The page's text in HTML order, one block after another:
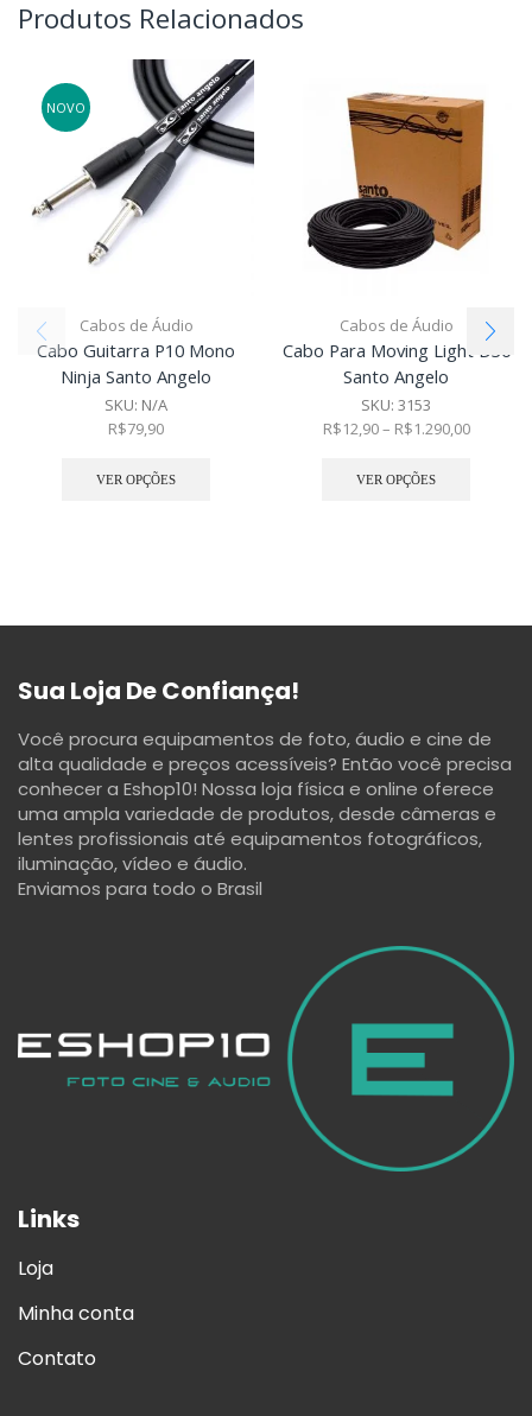
Produtos Relacionados
NOVO
Cabos de Áudio
Cabo Guitarra P10 Mono
Ninja Santo Angelo
SKU: N/A
R$79,90
VER OPÇÕES
Cabos de Áudio
Cabo Para Moving Light D30
Santo Angelo
SKU: 3153
R$12,90– R$1.290,00
VER OPÇÕES
Sua Loja De Confiança!
Você procura equipamentos de foto, áudio e cine de
alta qualidade e preços acessíveis? Então você precisa
conhecer a Eshop10! Nossa loja física e online oferece
uma ampla variedade de produtos, desde câmeras e
lentes profissionais até equipamentos fotográficos,
iluminação, vídeo e áudio.
Enviamos para todo o Brasil
Links
Loja
Minha conta
Contato